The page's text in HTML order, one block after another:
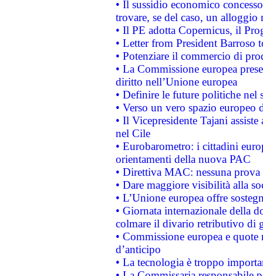
• Il sussidio economico
trovare, se del caso, un
• Il PE adotta Copernicus, il
• Letter from President Barroso
• Potenziare il commercio di
• La Commissione europea
diritto nell’Unione europea
• Definire le future politiche nel
• Verso un vero spazio
• Il Vicepresidente Tajani
nel Cile
• Eurobarometro: i cittadini
orientamenti della nuova PAC
• Direttiva MAC: nessuna
• Dare maggiore visibilità alla
• L’Unione europea offre
• Giornata internazionale della
colmare il divario retributivo di
• Commissione europea e
d’anticipo
• La tecnologia è troppo